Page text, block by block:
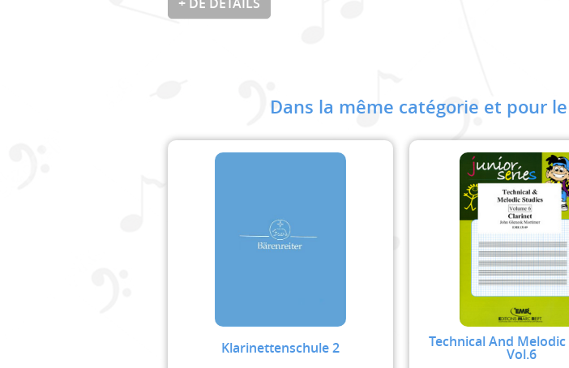
Dans la même catégorie et pour
Klarinettenschule 2
Technical And Melodic
Vol.6